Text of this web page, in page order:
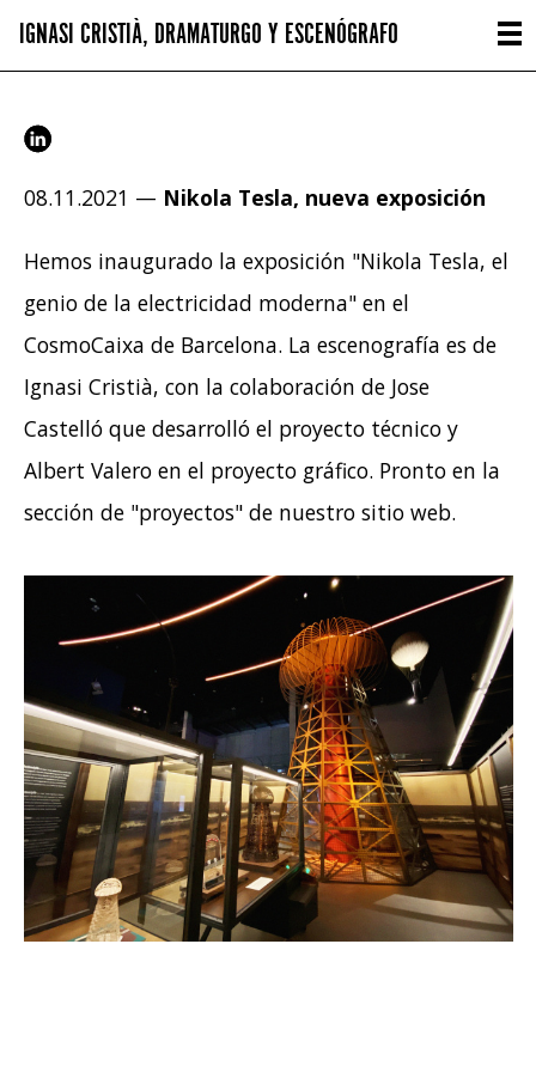
IGNASI CRISTIÀ, DRAMATURGO Y ESCENÓGRAFO
08.11.2021 — Nikola Tesla, nueva exposición
Hemos inaugurado la exposición "Nikola Tesla, el
genio de la electricidad moderna" en el
CosmoCaixa de Barcelona. La escenografía es de
Ignasi Cristià, con la colaboración de Jose
Castelló que desarrolló el proyecto técnico y
Albert Valero en el proyecto gráfico. Pronto en la
sección de "proyectos" de nuestro sitio web.